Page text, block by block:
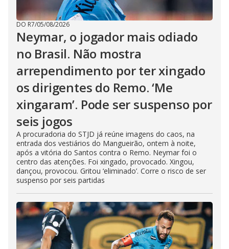
DO R7/05/08/2026
Neymar, o jogador mais odiado
no Brasil. Não mostra
arrependimento por ter xingado
os dirigentes do Remo. ‘Me
xingaram’. Pode ser suspenso por
seis jogos
A procuradoria do STJD já reúne imagens do caos, na
entrada dos vestiários do Mangueirão, ontem à noite,
após a vitória do Santos contra o Remo. Neymar foi o
centro das atenções. Foi xingado, provocado. Xingou,
dançou, provocou. Gritou ‘eliminado’. Corre o risco de ser
suspenso por seis partidas